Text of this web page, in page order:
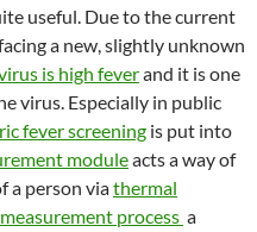
useful. Due to the current
a new, slightly unknown
is high feverand it is one
virus. Especially in public
fever screening is put into
moduleacts a way of
a person viathermal
process a